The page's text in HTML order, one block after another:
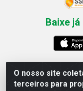
O nosso site
terceiros para
Baixe
Esperança